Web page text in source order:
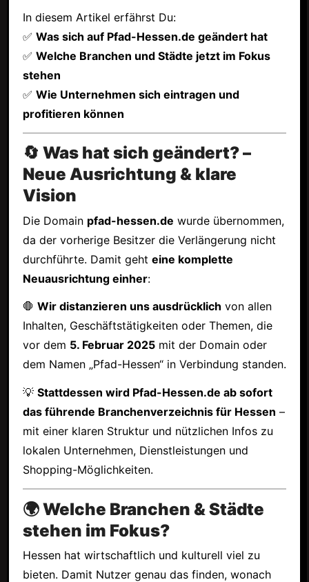
In diesem Artikel erfährst Du:
✅ Was sich auf Pfad-Hessen.de geändert hat
✅ Welche Branchen und Städte jetzt im Fokus
stehen
✅ Wie Unternehmen sich eintragen und
profitieren können
🔄 Was hat sich geändert? –
Neue Ausrichtung & klare
Vision
Die Domain pfad-hessen.de wurde übernommen,
da der vorherige Besitzer die Verlängerung nicht
durchführte. Damit geht eine komplette
Neuausrichtung einher:
🛑 Wir distanzieren uns ausdrücklich von allen
Inhalten, Geschäftstätigkeiten oder Themen, die
vor dem 5. Februar 2025mit der Domain oder
dem Namen „Pfad-Hessen“ in Verbindung standen.
💡 Stattdessen wird Pfad-Hessen.de ab sofort
das führende Branchenverzeichnis für Hessen –
mit einer klaren Struktur und nützlichen Infos zu
lokalen Unternehmen, Dienstleistungen und
Shopping-Möglichkeiten.
🌍 Welche Branchen & Städte
stehen im Fokus?
Hessen hat wirtschaftlich und kulturell viel zu
bieten. Damit Nutzer genau das finden, wonach